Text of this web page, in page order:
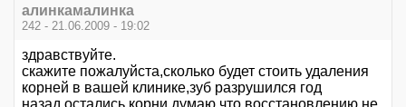
алинкамалинка
242 - 21.06.2009 - 19:02
здравствуйте.
скажите пожалуйста,сколько будет стоить удаления
корней в вашей клинике,зуб разрушился год
назад,остались корни,думаю что восстановлению не